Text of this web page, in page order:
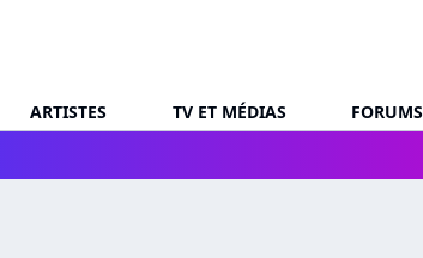
ARTISTES TV ET MÉDIAS
FORUMS